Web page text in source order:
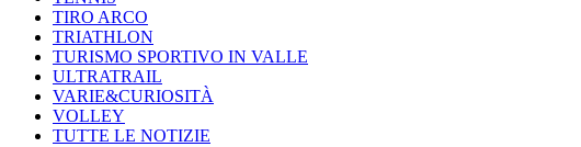
TIRO ARCO
TRIATHLON
TURISMO SPORTIVO IN VALLE
ULTRATRAIL
VARIE&CURIOSITÀ
VOLLEY
TUTTE LE NOTIZIE